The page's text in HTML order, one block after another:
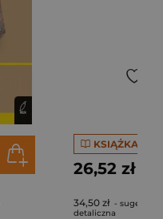
KSIĄŻKA
26,52 zł
34,50 zł -
detaliczna